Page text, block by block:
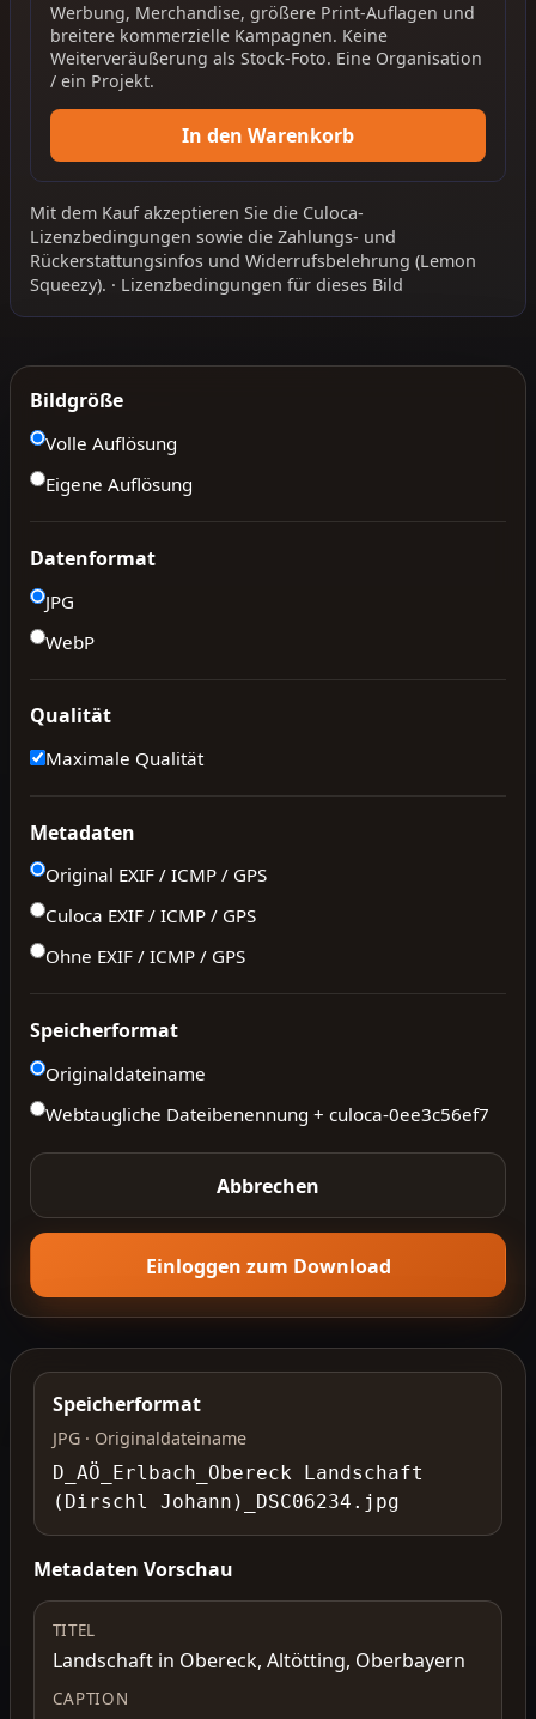
Werbung, Merchandise, größere Print-Auflagen und
breitere kommerzielle Kampagnen. Keine
Weiterveräußerung als Stock-Foto. Eine Organisation
/ ein Projekt.
In den Warenkorb
Mit dem Kauf akzeptieren Sie die Culoca-
Lizenzbedingungen sowie die Zahlungs- und
Rückerstattungsinfos und Widerrufsbelehrung (Lemon
Squeezy). · Lizenzbedingungen für dieses Bild
Bildgröße
Volle Auflösung
Eigene Auflösung
Datenformat
JPG
WebP
Qualität
Maximale Qualität
Metadaten
Original EXIF / ICMP / GPS
Culoca EXIF / ICMP / GPS
Ohne EXIF / ICMP / GPS
Speicherformat
Originaldateiname
Webtaugliche Dateibenennung + culoca-0ee3c56ef7
Abbrechen
Einloggen zum Download
Speicherformat
JPG · Originaldateiname
D_AÖ_Erlbach_Obereck Landschaft
(Dirschl Johann)_DSC06234.jpg
Metadaten Vorschau
TITEL
Landschaft in Obereck, Altötting, Oberbayern
CAPTION